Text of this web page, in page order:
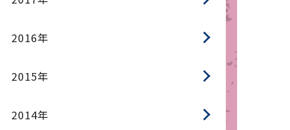
2016年
2015年
2014年